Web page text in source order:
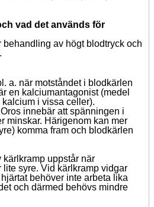
vad det används för
av högt blodtryck och
a. när motståndet i blodkärlen
en kalciumantagonist (medel
i vissa celler).
innebär att spänningen i
minskar. Härigenom kan mer
komma fram och blodkärlen
uppstår när
lite syre. Vid kärlkramp vidgar
behöver inte arbeta lika
och därmed behövs mindre